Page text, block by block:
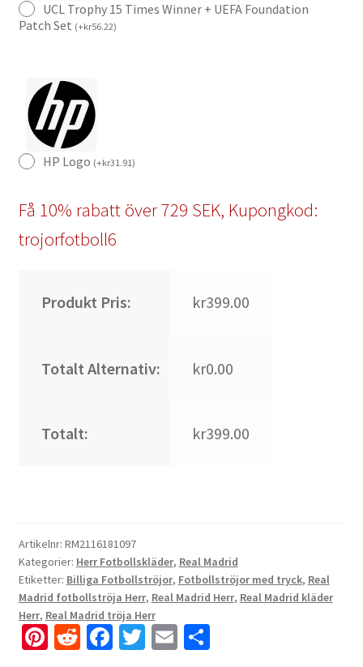
UCL Trophy 15 Times Winner + UEFA Foundation
Patch Set (+kr56.22)
HP Logo (+kr31.91)
Få 10% rabatt över 729 SEK, Kupongkod:
trojorfotboll6
Produkt Pris: kr399.00
Totalt Alternativ: kr0.00
Totalt: kr399.00
Artikelnr: RM2116181097
Kategorier: Herr Fotbollskläder, Real Madrid
Etiketter: Billiga Fotbollströjor, Fotbollströjor med tryck, Real
Madrid fotbollströja Herr, Real Madrid Herr, Real Madrid kläder
Herr, Real Madrid tröja Herr
Pi R Fa T E D